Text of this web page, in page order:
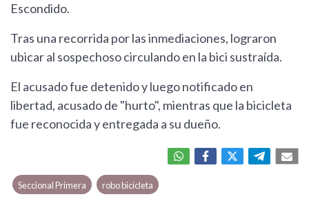
Escondido.
Tras una recorrida por las inmediaciones, lograron
ubicar al sospechoso circulando en la bici sustraída.
El acusado fue detenido y luego notificado en
libertad, acusado de "hurto", mientras que la bicicleta
fue reconocida y entregada a su dueño.
Seccional Primera robo bicicleta